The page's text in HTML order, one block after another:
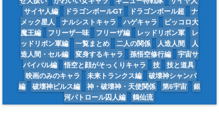
サイヤ人編
ドラゴンボールGT ドラゴンボール超
ナ
メック星人
ナルシストキャラ ハゲキャラ
ピッコロ大
魔王編
フリーザ一味 フリーザ編 レッドリボン軍
レ
ッドリボン軍編
一覧まとめ 二人の関係 人造人間
人
造人間・セル編
変身するキャラ 孫悟空修行編
宇宙サ
バイバル編
悟空と顔がそっくりキャラ 技
技と道具
映画のみのキャラ
未来トランクス編
破壊神シャンパ
編
破壊神ビルス編 神・破壊神・天使関係 第6宇宙
銀
河パトロール囚人編
鶴仙流